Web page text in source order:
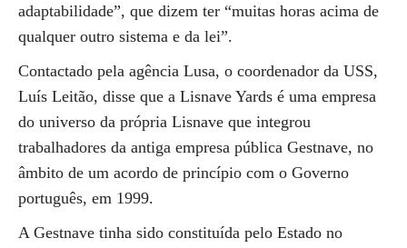
adaptabilidade”, que dizem ter “muitas horas acima de
qualquer outro sistema e da lei”.
Contactado pela agência Lusa, o coordenador da USS,
Luís Leitão, disse que a Lisnave Yards é uma empresa
do universo da própria Lisnave que integrou
trabalhadores da antiga empresa pública Gestnave, no
âmbito de um acordo de princípio com o Governo
português, em 1999.
A Gestnave tinha sido constituída pelo Estado no